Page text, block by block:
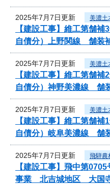
2025年7月7日更新 美濃土
【建設工事】維工第舗
自債分）上野関線 舗装
2025年7月7日更新 美濃土
【建設工事】維工第舗
自債分）神野美濃線 舗
2025年7月7日更新 美濃土
【建設工事】維工第舗
自債分）岐阜美濃線 舗
2025年7月7日更新 飛騨農
【建設工事】飛中第
事業 北吉城地区 大国